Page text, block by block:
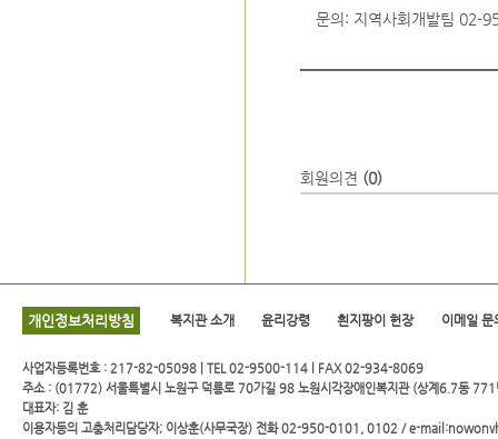
문의: 지역사회개발팀 02-
회원의견 (0)
개인정보처리방침 복지관 소개 윤리강령 흰지팡이 헌장 이메일 문
사업자등록번호 : 217-82-05098 | TEL 02-9500-114 l FAX 02-934-8069
주소 : (01772) 서울특별시 노원구 덕릉로 70가길 98 노원시각장애인복지관 (상계6.7동 771
대표자: 김 훈
이용자등의 고충처리담당자; 이상훈(사무국장) 전화 02-950-0101, 0102 / e-